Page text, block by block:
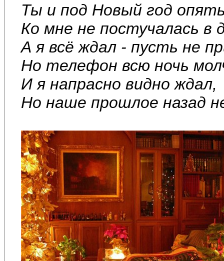
Ты и под Новый год
Ко мне не постучалась в
А я всё ждал - пусть не
Но телефон всю ночь
И я напрасно видно ждал,
Но наше прошлое назад